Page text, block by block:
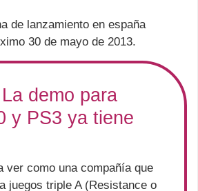
de lanzamiento en españa
30 de mayo de 2013.
demo para
y PS3 ya tiene
ver como una compañía que
juegos triple A (Resistance o